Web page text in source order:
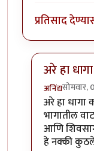
प्रतिसाद
अरे हा
अनिंद्यसोमवार,
In reply to
अरे हा
भागातील
आणि
हे नक्की